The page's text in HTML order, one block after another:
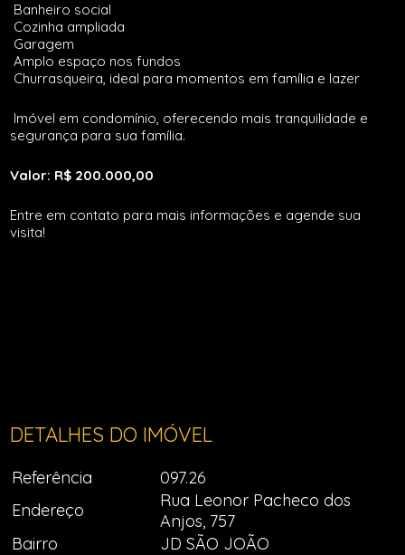
Banheiro social
Cozinha ampliada
Garagem
Amplo espaço nos fundos
Churrasqueira, ideal para momentos em família e lazer
Imóvel em condomínio, oferecendo mais tranquilidade e
segurança para sua família.
Valor: R$ 200.000,00
Entre em contato para mais informações e agende sua
visita!
DETALHES DO IMÓVEL
Referência
097.26
Endereço
Rua Leonor Pacheco dos
Anjos, 757
Bairro
JD SÃO JOÃO